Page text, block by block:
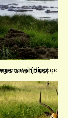
amphibius)